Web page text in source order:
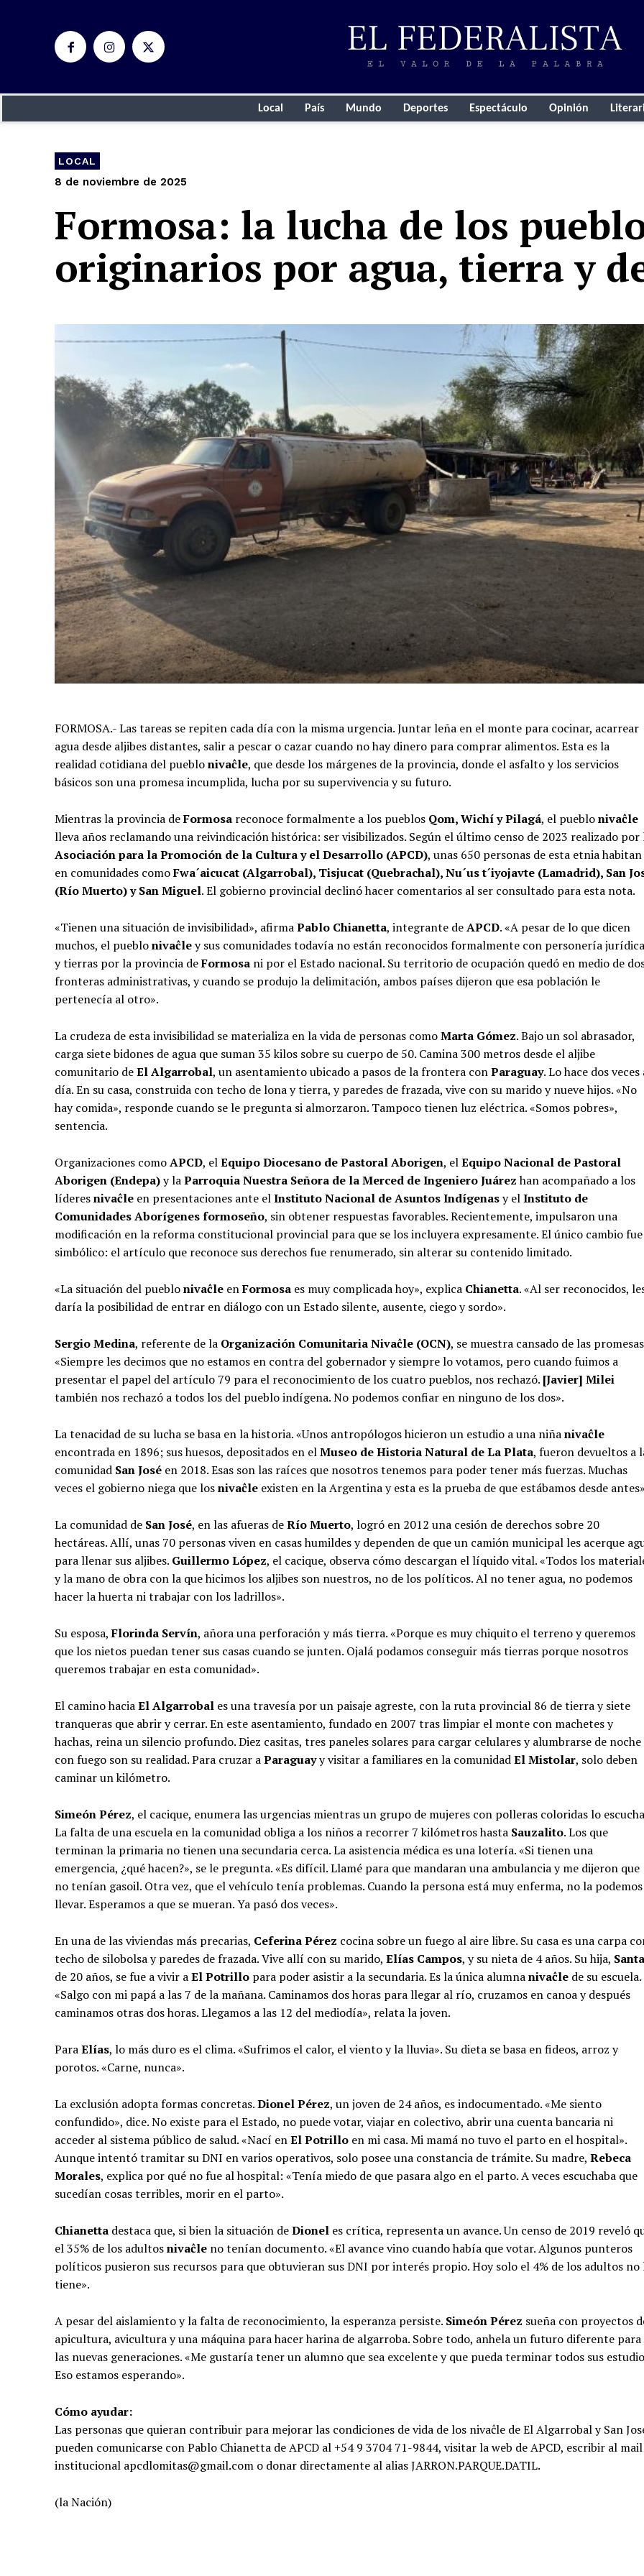
Local País Mundo Deportes Espectáculo Opinión
LOCAL
8 de noviembre de 2025
Formosa: la lucha de los
originarios por agua, tierra y
FORMOSA.- Las tareas se repiten cada día con la misma urgencia. Juntar leña en el monte para cocinar, acarrear
agua desde aljibes distantes, salir a pescar o cazar cuando no hay dinero para comprar alimentos. Esta es la
realidad cotidiana del pueblonivaĉle, que desde los márgenes de la provincia, donde el asfalto y los servicios
básicos son una promesa incumplida, lucha por su supervivencia y su futuro.
Mientras la provincia deFormosa reconoce formalmente a los pueblos Qom, Wichí y Pilagá, el pueblonivaĉle
lleva años reclamando una reivindicación histórica: ser visibilizados. Según el último censo de 2023 realizado por
Asociación para la Promoción de la Cultura y el Desarrollo (APCD), unas 650 personas de esta etnia habitan
en comunidades comoFwa´aicucat (Algarrobal), Tisjucat (Quebrachal), Nu´us t´iyojavte (Lamadrid), San
(Río Muerto) y San Miguel. El gobierno provincial declinó hacer comentarios al ser consultado para esta nota.
«Tienen una situación de invisibilidad», afirmaPablo Chianetta, integrante deAPCD. «A pesar de lo que dicen
muchos, el pueblonivaĉley sus comunidades todavía no están reconocidos formalmente con personería jurídica
y tierras por la provincia deFormosa ni por el Estado nacional. Su territorio de ocupación quedó en medio de
fronteras administrativas, y cuando se produjo la delimitación, ambos países dijeron que esa población le
pertenecía al otro».
La crudeza de esta invisibilidad se materializa en la vida de personas comoMarta Gómez. Bajo un sol abrasador,
carga siete bidones de agua que suman 35 kilos sobre su cuerpo de 50. Camina 300 metros desde el aljibe
comunitario deEl Algarrobal, un asentamiento ubicado a pasos de la frontera conParaguay. Lo hace dos veces
día. En su casa, construida con techo de lona y tierra, y paredes de frazada, vive con su marido y nueve hijos. «No
hay comida», responde cuando se le pregunta si almorzaron. Tampoco tienen luz eléctrica. «Somos pobres»,
sentencia.
Organizaciones comoAPCD, elEquipo Diocesano de Pastoral Aborigen, elEquipo Nacional de Pastoral
Aborigen (Endepa)y laParroquia Nuestra Señora de la Merced de Ingeniero Juárezhan acompañado a los
líderesnivaĉle en presentaciones ante elInstituto Nacional de Asuntos Indígenasy elInstituto de
Comunidades Aborígenes formoseño, sin obtener respuestas favorables. Recientemente, impulsaron una
modificación en la reforma constitucional provincial para que se los incluyera expresamente. El único cambio fue
simbólico: el artículo que reconoce sus derechos fue renumerado, sin alterar su contenido limitado.
«La situación del pueblonivaĉle enFormosa es muy complicada hoy», explica Chianetta. «Al ser reconocidos,
daría la posibilidad de entrar en diálogo con un Estado silente, ausente, ciego y sordo».
Sergio Medina, referente de la Organización Comunitaria Nivaĉle (OCN), se muestra cansado de las
«Siempre les decimos que no estamos en contra del gobernador y siempre lo votamos, pero cuando fuimos a
presentar el papel del artículo 79 para el reconocimiento de los cuatro pueblos, nos rechazó. [Javier] Milei
también nos rechazó a todos los del pueblo indígena. No podemos confiar en ninguno de los dos».
La tenacidad de su lucha se basa en la historia. «Unos antropólogos hicieron un estudio a una niñanivaĉle
encontrada en 1896; sus huesos, depositados en elMuseo de Historia Natural de La Plata, fueron devueltos a
comunidad San José en 2018. Esas son las raíces que nosotros tenemos para poder tener más fuerzas. Muchas
veces el gobierno niega que losnivaĉle existen en la Argentina y esta es la prueba de que estábamos desde
La comunidad de San José, en las afueras deRío Muerto, logró en 2012 una cesión de derechos sobre 20
hectáreas. Allí, unas 70 personas viven en casas humildes y dependen de que un camión municipal les acerque
para llenar sus aljibes. Guillermo López, el cacique, observa cómo descargan el líquido vital. «Todos los
y la mano de obra con la que hicimos los aljibes son nuestros, no de los políticos. Al no tener agua, no podemos
hacer la huerta ni trabajar con los ladrillos».
Su esposa,Florinda Servín, añora una perforación y más tierra. «Porque es muy chiquito el terreno y queremos
que los nietos puedan tener sus casas cuando se junten. Ojalá podamos conseguir más tierras porque nosotros
queremos trabajar en esta comunidad».
El camino haciaEl Algarrobal es una travesía por un paisaje agreste, con la ruta provincial 86 de tierra y siete
tranqueras que abrir y cerrar. En este asentamiento, fundado en 2007 tras limpiar el monte con machetes y
hachas, reina un silencio profundo. Diez casitas, tres paneles solares para cargar celulares y alumbrarse de noche
con fuego son su realidad. Para cruzar aParaguayy visitar a familiares en la comunidadEl Mistolar, solo deben
caminar un kilómetro.
Simeón Pérez, el cacique, enumera las urgencias mientras un grupo de mujeres con polleras coloridas lo
La falta de una escuela en la comunidad obliga a los niños a recorrer 7 kilómetros hasta Sauzalito. Los que
terminan la primaria no tienen una secundaria cerca. La asistencia médica es una lotería. «Si tienen una
emergencia, ¿qué hacen?», se le pregunta. «Es difícil. Llamé para que mandaran una ambulancia y me dijeron que
no tenían gasoil. Otra vez, que el vehículo tenía problemas. Cuando la persona está muy enferma, no la podemos
llevar. Esperamos a que se mueran. Ya pasó dos veces».
En una de las viviendas más precarias, Ceferina Pérez cocina sobre un fuego al aire libre. Su casa es una carpa
techo de silobolsa y paredes de frazada. Vive allí con su marido, Elías Campos, y su nieta de 4 años. Su hija, Santa
de 20 años, se fue a vivir aEl Potrillo para poder asistir a la secundaria. Es la única alumnanivaĉle de su escuela.
«Salgo con mi papá a las 7 de la mañana. Caminamos dos horas para llegar al río, cruzamos en canoa y después
caminamos otras dos horas. Llegamos a las 12 del mediodía», relata la joven.
ParaElías, lo más duro es el clima. «Sufrimos el calor, el viento y la lluvia». Su dieta se basa en fideos, arroz y
porotos. «Carne, nunca».
La exclusión adopta formas concretas.Dionel Pérez, un joven de 24 años, es indocumentado. «Me siento
confundido», dice. No existe para el Estado, no puede votar, viajar en colectivo, abrir una cuenta bancaria ni
acceder al sistema público de salud. «Nací enEl Potrillo en mi casa. Mi mamá no tuvo el parto en el hospital».
Aunque intentó tramitar su DNI en varios operativos, solo posee una constancia de trámite. Su madre, Rebeca
Morales, explica por qué no fue al hospital: «Tenía miedo de que pasara algo en el parto. A veces escuchaba que
sucedían cosas terribles, morir en el parto».
Chianetta destaca que, si bien la situación deDionel es crítica, representa un avance. Un censo de 2019 reveló
el 35% de los adultosnivaĉle no tenían documento. «El avance vino cuando había que votar. Algunos punteros
políticos pusieron sus recursos para que obtuvieran sus DNI por interés propio. Hoy solo el 4% de los adultos no
tiene».
A pesar del aislamiento y la falta de reconocimiento, la esperanza persiste. Simeón Pérez sueña con proyectos
apicultura, avicultura y una máquina para hacer harina de algarroba. Sobre todo, anhela un futuro diferente para
las nuevas generaciones. «Me gustaría tener un alumno que sea excelente y que pueda terminar todos sus
Eso estamos esperando».
Cómo ayudar:
Las personas que quieran contribuir para mejorar las condiciones de vida de los nivaĉle de El Algarrobal y San
pueden comunicarse con Pablo Chianetta de APCD al +54 9 3704 71-9844, visitar la web de APCD, escribir al mail
institucional apcdlomitas@gmail.com o donar directamente al alias JARRON.PARQUE.DATIL.
(la Nación)